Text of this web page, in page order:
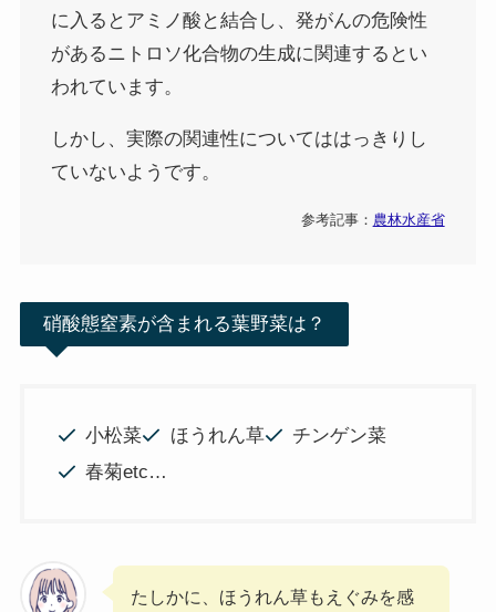
に入るとアミノ酸と結合し、発がんの危険性
があるニトロソ化合物の生成に関連するとい
われています。
しかし、実際の関連性についてははっきりし
ていないようです。
参考記事： 農林水産省
硝酸態窒素が含まれる葉野菜は？
小松菜 ほうれん草
チンゲン菜
春菊etc…
たしかに、ほうれん草もえぐみを感